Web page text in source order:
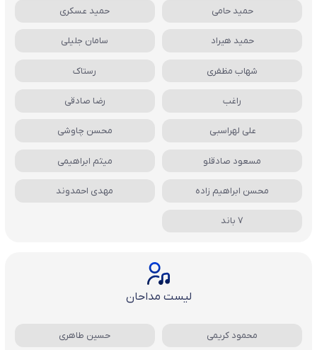
حمید حامی حمید عسکری
حمید هیراد سامان جلیلی
شهاب مظفری رستاک
راغب رضا صادقی
علی لهراسبی محسن چاوشی
مسعود صادقلو میثم ابراهیمی
محسن ابراهیم زاده مهدی احمدوند
7 باند
لیست مداحان
محمود کریمی حسین طاهری